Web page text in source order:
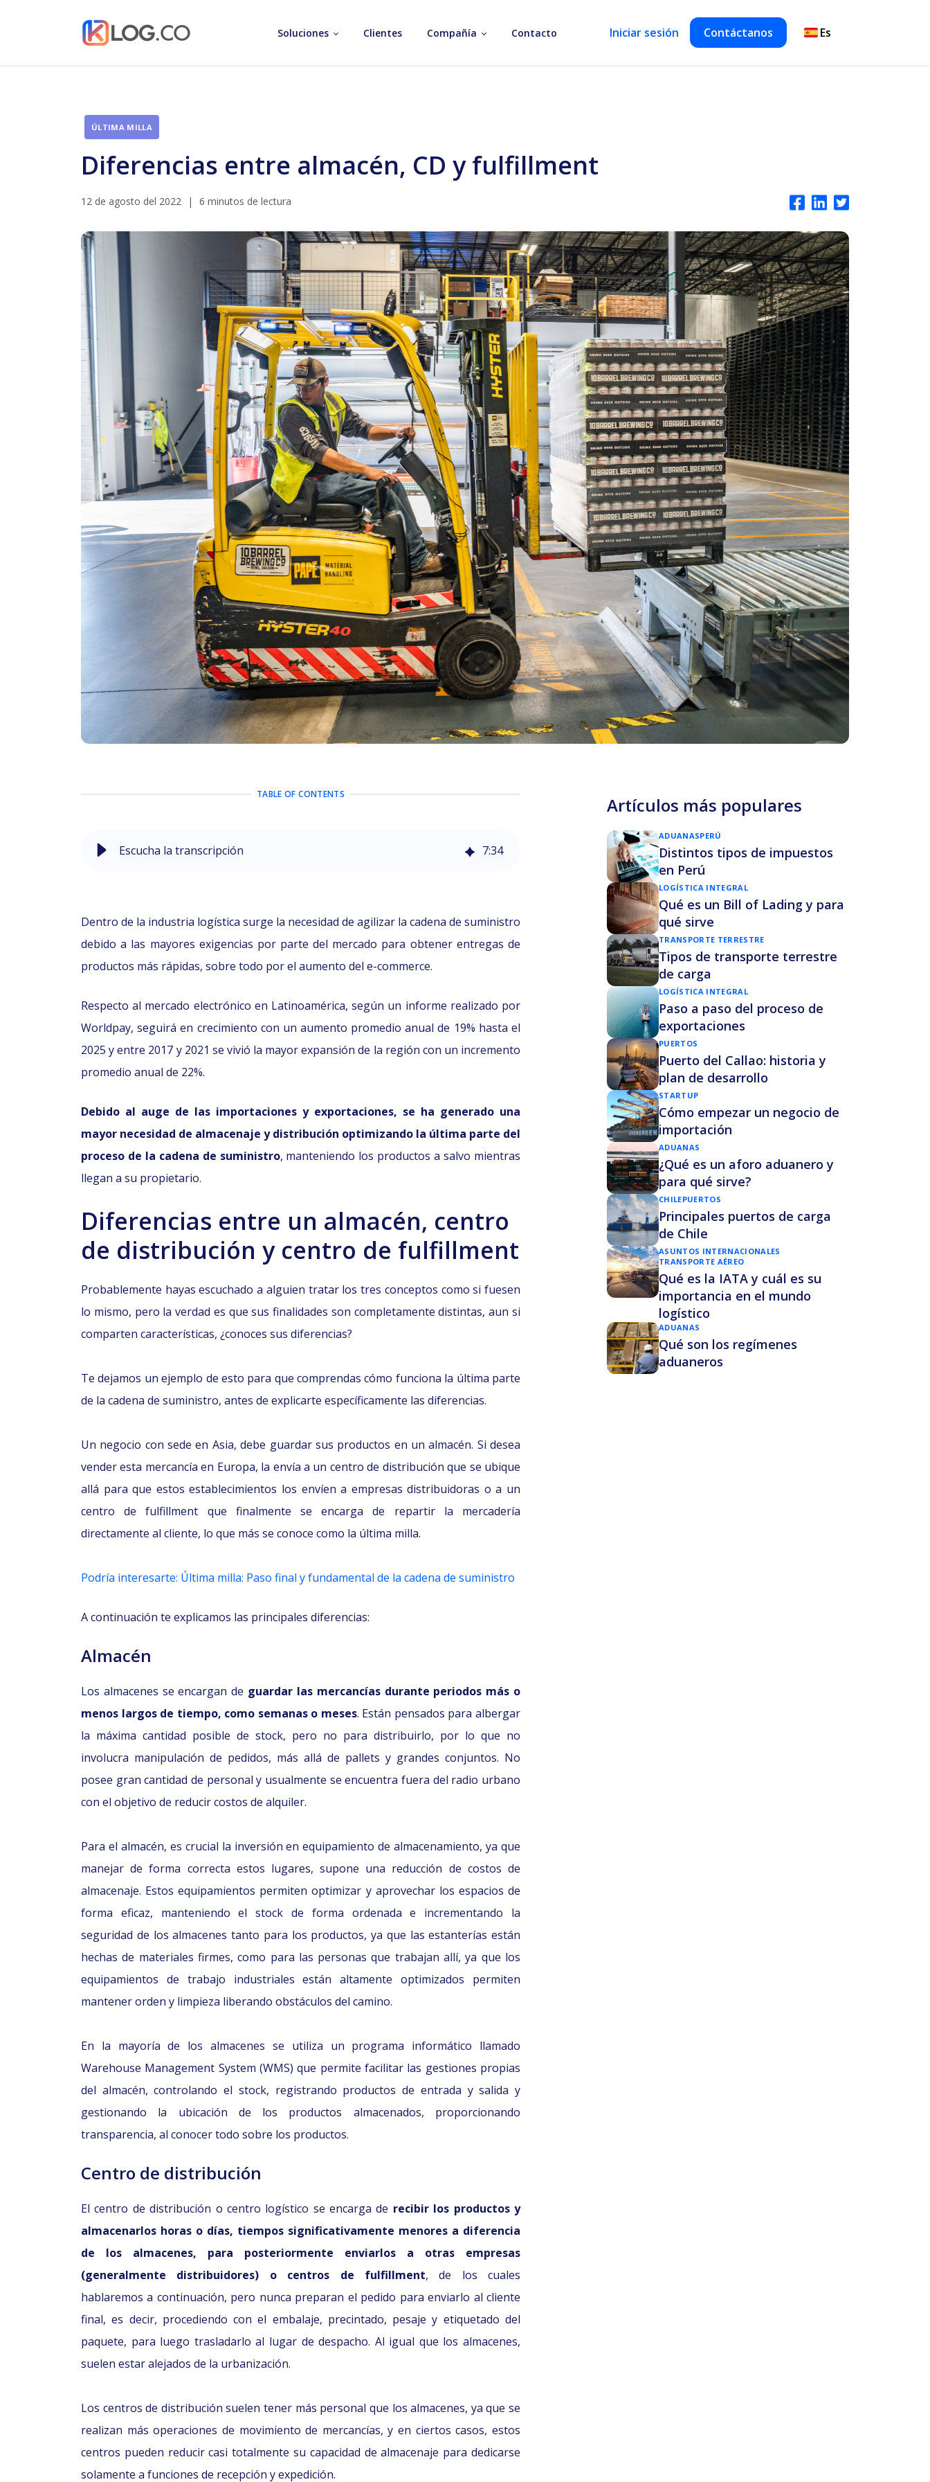
Soluciones Clientes Compañía Contacto Iniciar sesión Contáctanos
ÚLTIMA MILLA
Diferencias entre almacén, CD y fulfillment
12 de agosto del 2022 | 6 minutos de lectura
TABLE OF CONTENTS
Escucha la transcripción 7:34
Dentro de la industria logística surge la necesidad de agilizar la cadena de suministro
debido a las mayores exigencias por parte del mercado para obtener entregas de
productos más rápidas, sobre todo por el aumento del e-commerce.
Respecto al mercado electrónico en Latinoamérica, según un informe realizado por
Worldpay, seguirá en crecimiento con un aumento promedio anual de 19% hasta el
2025 y entre 2017 y 2021 se vivió la mayor expansión de la región con un incremento
promedio anual de 22%.
Debido al auge de las importaciones y exportaciones, se ha generado una
mayor necesidad de almacenaje y distribución optimizando la última parte del
proceso de la cadena de suministro, manteniendo los productos a salvo mientras
llegan a su propietario.
Diferencias entre un almacén, centro
de distribución y centro de fulfillment
Probablemente hayas escuchado a alguien tratar los tres conceptos como si fuesen
lo mismo, pero la verdad es que sus finalidades son completamente distintas, aun si
comparten características, ¿conoces sus diferencias?
Te dejamos un ejemplo de esto para que comprendas cómo funciona la última parte
de la cadena de suministro, antes de explicarte específicamente las diferencias.
Un negocio con sede en Asia, debe guardar sus productos en un almacén. Si desea
vender esta mercancía en Europa, la envía a un centro de distribución que se ubique
allá para que estos establecimientos los envíen a empresas distribuidoras o a un
centro de fulfillment que finalmente se encarga de repartir la mercadería
directamente al cliente, lo que más se conoce como la última milla.
Podría interesarte: Última milla: Paso final y fundamental de la cadena de suministro
A continuación te explicamos las principales diferencias:
Almacén
Los almacenes se encargan de guardar las mercancías durante periodos más o
menos largos de tiempo, como semanas o meses. Están pensados para albergar
la máxima cantidad posible de stock, pero no para distribuirlo, por lo que no
involucra manipulación de pedidos, más allá de pallets y grandes conjuntos. No
posee gran cantidad de personal y usualmente se encuentra fuera del radio urbano
con el objetivo de reducir costos de alquiler.
Para el almacén, es crucial la inversión en equipamiento de almacenamiento, ya que
manejar de forma correcta estos lugares, supone una reducción de costos de
almacenaje. Estos equipamientos permiten optimizar y aprovechar los espacios de
forma eficaz, manteniendo el stock de forma ordenada e incrementando la
seguridad de los almacenes tanto para los productos, ya que las estanterías están
hechas de materiales firmes, como para las personas que trabajan allí, ya que los
equipamientos de trabajo industriales están altamente optimizados permiten
mantener orden y limpieza liberando obstáculos del camino.
En la mayoría de los almacenes se utiliza un programa informático llamado
Warehouse Management System (WMS) que permite facilitar las gestiones propias
del almacén, controlando el stock, registrando productos de entrada y salida y
gestionando la ubicación de los productos almacenados, proporcionando
transparencia, al conocer todo sobre los productos.
Centro de distribución
El centro de distribución o centro logístico se encarga de recibir los productos y
almacenarlos horas o días, tiempos significativamente menores a diferencia
de los almacenes, para posteriormente enviarlos a otras empresas
(generalmente distribuidores) o centros de fulfillment, de los cuales
hablaremos a continuación, pero nunca preparan el pedido para enviarlo al cliente
final, es decir, procediendo con el embalaje, precintado, pesaje y etiquetado del
paquete, para luego trasladarlo al lugar de despacho. Al igual que los almacenes,
suelen estar alejados de la urbanización.
Los centros de distribución suelen tener más personal que los almacenes, ya que se
realizan más operaciones de movimiento de mercancías, y en ciertos casos, estos
centros pueden reducir casi totalmente su capacidad de almacenaje para dedicarse
solamente a funciones de recepción y expedición.
Artículos más populares
ADUANASPERÚ
Distintos tipos de impuestos
en Perú
LOGÍSTICA INTEGRAL
Qué es un Bill of Lading y para
qué sirve
TRANSPORTE TERRESTRE
Tipos de transporte terrestre
de carga
LOGÍSTICA INTEGRAL
Paso a paso del proceso de
exportaciones
PUERTOS
Puerto del Callao: historia y
plan de desarrollo
STARTUP
Cómo empezar un negocio de
importación
ADUANAS
¿Qué es un aforo aduanero y
para qué sirve?
CHILEPUERTOS
Principales puertos de carga
de Chile
ASUNTOS INTERNACIONALES
TRANSPORTE AÉREO
Qué es la IATA y cuál es su
importancia en el mundo
logístico
ADUANAS
Qué son los regímenes
aduaneros